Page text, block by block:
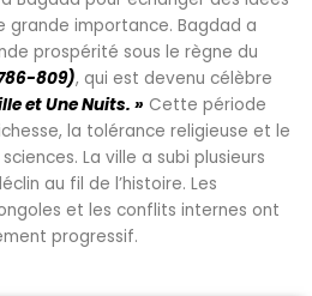
importance. Bagdad a
prospérité sous le règne du
809), qui est devenu célèbre
et Une Nuits. » Cette période
la tolérance religieuse et le
La ville a subi plusieurs
au fil de l’histoire. Les
et les conflits internes ont
progressif.